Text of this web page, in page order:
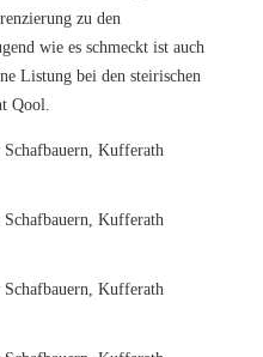
zu den
wie es schmeckt ist auch
Listung bei den steirischen
Qool.